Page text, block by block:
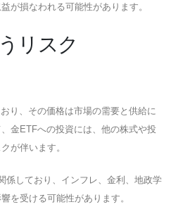
が損なわれる可能性があります。
リスク
り、その価格は市場の需要と供給に
金ETFへの投資には、他の株式や投
が伴います。
係しており、インフレ、金利、地政学
を受ける可能性があります。